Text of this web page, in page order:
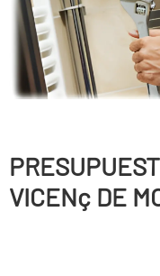
VICENç DE